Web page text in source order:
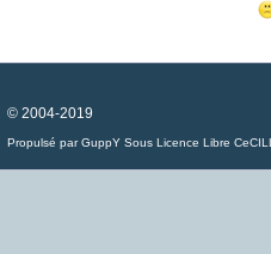
© 2004-2019
Propulsé par GuppY Sous Licence Libre